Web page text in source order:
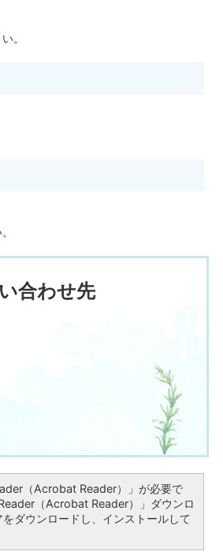
。
合わせ先
（Acrobat Reader）」が必要で
（Acrobat Reader）」ダウンロ
ダウンロードし、インストールして